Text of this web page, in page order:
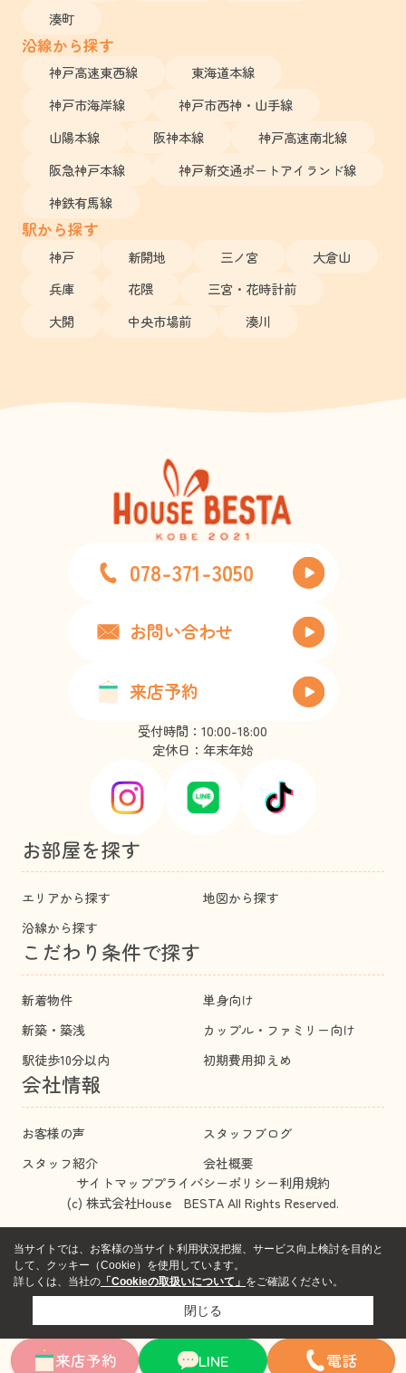
湊町
沿線から探す
神戸高速東西線
東海道本線
神戸市海岸線
神戸市西神・山手線
山陽本線
阪神本線
神戸高速南北線
阪急神戸本線
神戸新交通ポートアイランド線
神鉄有馬線
駅から探す
神戸 新開地 三ノ宮
大倉山
兵庫
花隈
三宮・花時計前
大開
中央市場前 湊川
078-371-3050
お問い合わせ
来店予約
受付時間：10:00-18:00
定休日：年末年始
お部屋を探す
エリアから探す
地図から探す
沿線から探す
こだわり条件で探す
新着物件
単身向け
新築・築浅
カップル・ファミリー向け
駅徒歩10分以内
初期費用抑えめ
会社情報
お客様の声
スタッフブログ
スタッフ紹介
会社概要
サイトマッププライバシーポリシー利用規約
(c) 株式会社House BESTA All Rights Reserved.
来店予約 LINE 電話
当サイトでは、お客様の当サイト利用状況把握、サービス向上検討を目的と
して、クッキー（Cookie）を使用しています。
詳しくは、当社の 「Cookieの取扱いについて」 をご確認ください。
閉じる